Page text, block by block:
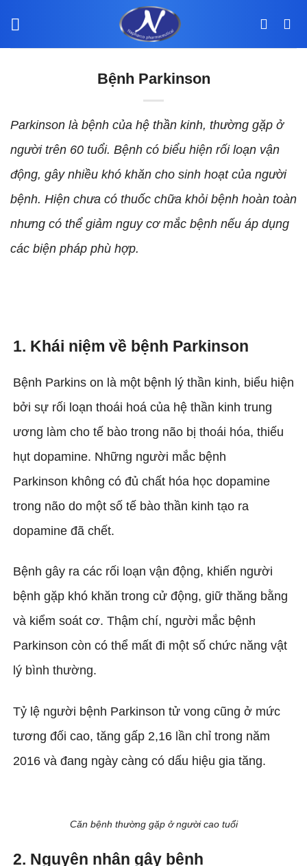
Bệnh Parkinson
Parkinson là bệnh của hệ thần kinh, thường gặp ở
người trên 60 tuổi. Bệnh có biểu hiện rối loạn vận
động, gây nhiều khó khăn cho sinh hoạt của người
bệnh. Hiện chưa có thuốc chữa khỏi bệnh hoàn toàn
nhưng có thể giảm nguy cơ mắc bệnh nếu áp dụng
các biện pháp phù hợp.
1. Khái niệm về bệnh Parkinson
Bệnh Parkins on là một bệnh lý thần kinh, biểu hiện
bởi sự rối loạn thoái hoá của hệ thần kinh trung
ương làm cho tế bào trong não bị thoái hóa, thiếu
hụt dopamine. Những người mắc bệnh
Parkinson không có đủ chất hóa học dopamine
trong não do một số tế bào thần kinh tạo ra
dopamine đã chết.
Bệnh gây ra các rối loạn vận động, khiến người
bệnh gặp khó khăn trong cử động, giữ thăng bằng
và kiểm soát cơ. Thậm chí, người mắc bệnh
Parkinson còn có thể mất đi một số chức năng vật
lý bình thường.
Tỷ lệ người bệnh Parkinson tử vong cũng ở mức
tương đối cao, tăng gấp 2,16 lần chỉ trong năm
2016 và đang ngày càng có dấu hiệu gia tăng.
Căn bệnh thường gặp ở người cao tuổi
2. Nguyên nhân gây bệnh